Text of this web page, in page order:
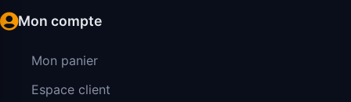
Mon compte
Mon panier
Espace client